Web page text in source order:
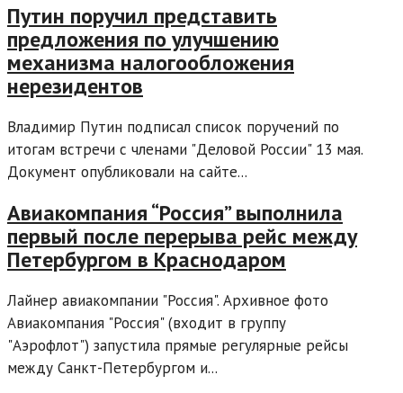
Путин поручил представить
предложения по улучшению
механизма налогообложения
нерезидентов
Владимир Путин подписал список поручений по
итогам встречи с членами "Деловой России" 13 мая.
Документ опубликовали на сайте...
Авиакомпания “Россия” выполнила
первый после перерыва рейс между
Петербургом в Краснодаром
Лайнер авиакомпании "Россия". Архивное фото
Авиакомпания "Россия" (входит в группу
"Аэрофлот") запустила прямые регулярные рейсы
между Санкт-Петербургом и...